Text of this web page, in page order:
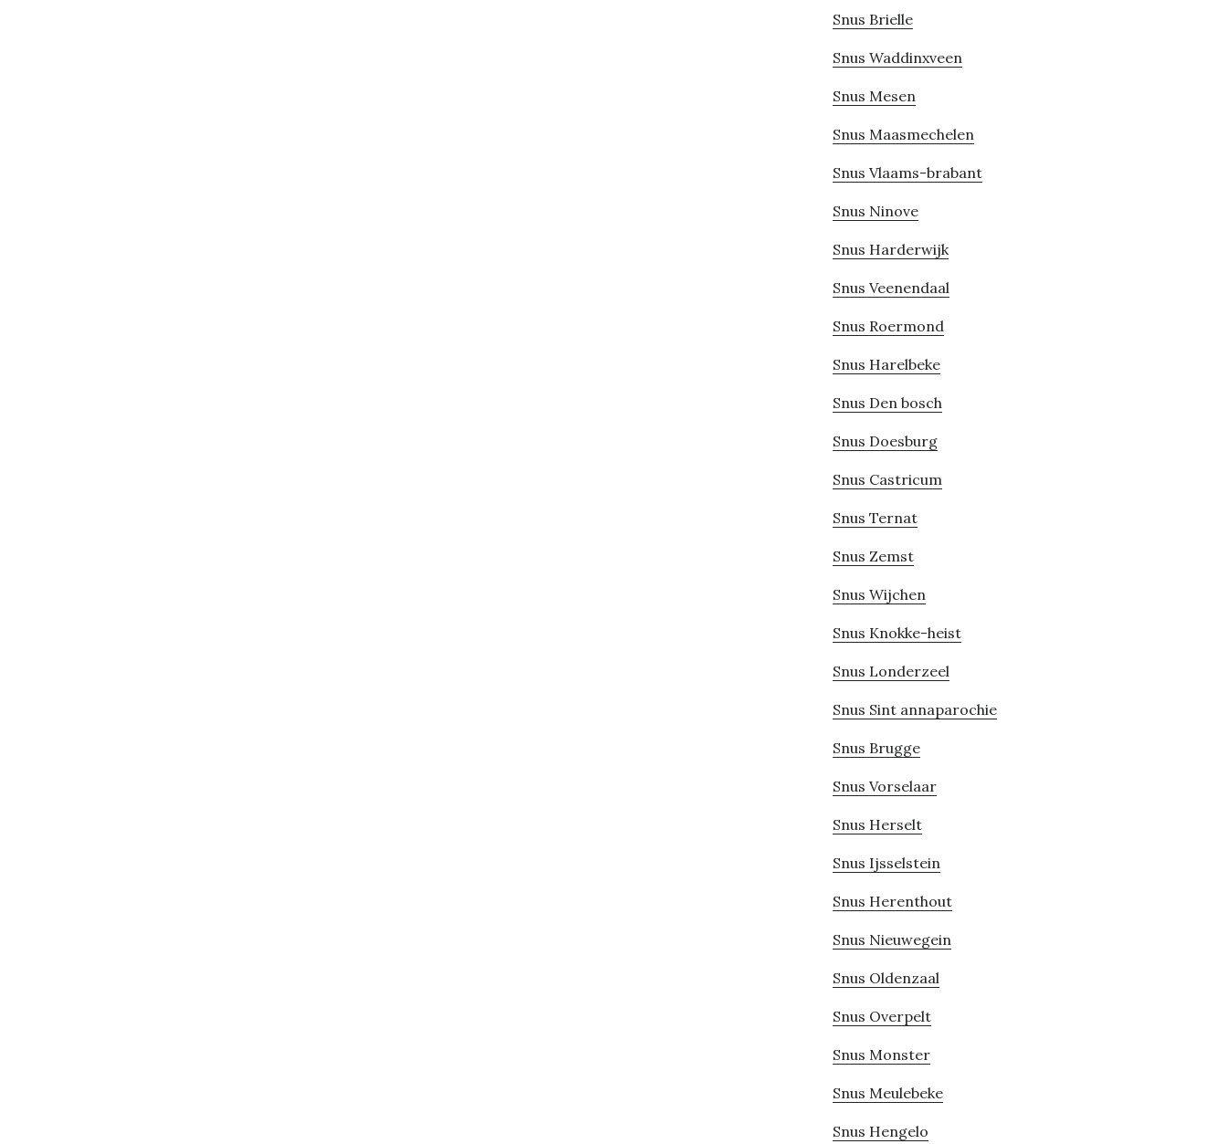
Snus Brielle
Snus Waddinxveen
Snus Mesen
Snus Maasmechelen
Snus Vlaams-brabant
Snus Ninove
Snus Harderwijk
Snus Veenendaal
Snus Roermond
Snus Harelbeke
Snus Den bosch
Snus Doesburg
Snus Castricum
Snus Ternat
Snus Zemst
Snus Wijchen
Snus Knokke-heist
Snus Londerzeel
Snus Sint annaparochie
Snus Brugge
Snus Vorselaar
Snus Herselt
Snus Ijsselstein
Snus Herenthout
Snus Nieuwegein
Snus Oldenzaal
Snus Overpelt
Snus Monster
Snus Meulebeke
Snus Hengelo